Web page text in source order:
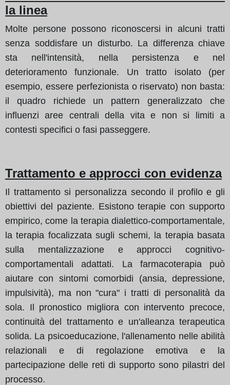
la linea
Molte persone possono riconoscersi in alcuni tratti
senza soddisfare un disturbo. La differenza chiave
sta nell'intensità, nella persistenza e nel
deterioramento funzionale. Un tratto isolato (per
esempio, essere perfezionista o riservato) non basta:
il quadro richiede un pattern generalizzato che
influenzi aree centrali della vita e non si limiti a
contesti specifici o fasi passeggere.
Trattamento e approcci con evidenza
Il trattamento si personalizza secondo il profilo e gli
obiettivi del paziente. Esistono terapie con supporto
empirico, come la terapia dialettico-comportamentale,
la terapia focalizzata sugli schemi, la terapia basata
sulla mentalizzazione e approcci cognitivo-
comportamentali adattati. La farmacoterapia può
aiutare con sintomi comorbidi (ansia, depressione,
impulsività), ma non "cura" i tratti di personalità da
sola. Il pronostico migliora con intervento precoce,
continuità del trattamento e un'alleanza terapeutica
solida. La psicoeducazione, l'allenamento nelle abilità
relazionali e di regolazione emotiva e la
partecipazione delle reti di supporto sono pilastri del
processo.